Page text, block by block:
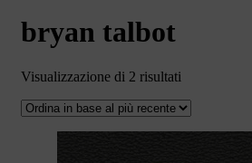
bryan talbot
Visualizzazione di 2 risultati
base